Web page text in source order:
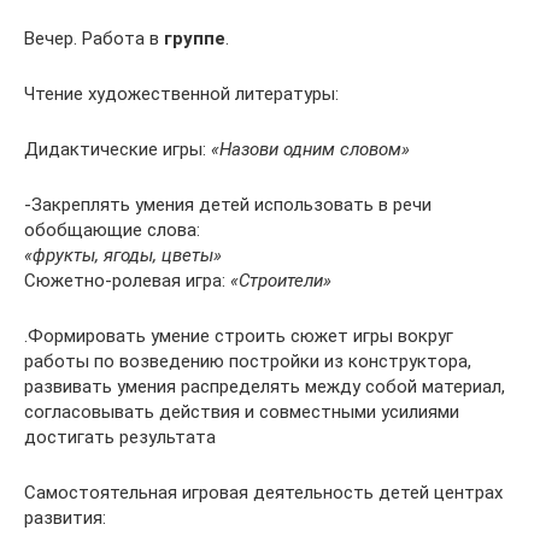
Вечер. Работа в группе.
Чтение художественной литературы:
Дидактические игры: «Назови одним словом»
-Закреплять умения детей использовать в речи
обобщающие слова:
«фрукты, ягоды, цветы»
Сюжетно-ролевая игра: «Строители»
.Формировать умение строить сюжет игры вокруг
работы по возведению постройки из конструктора,
развивать умения распределять между собой материал,
согласовывать действия и совместными усилиями
достигать результата
Самостоятельная игровая деятельность детей центрах
развития: